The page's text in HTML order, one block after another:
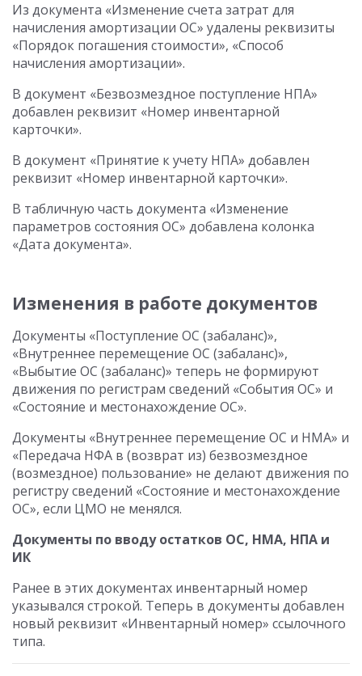
Из документа «Изменение счета затрат для
начисления амортизации ОС» удалены реквизиты
«Порядок погашения стоимости», «Способ
начисления амортизации».
В документ «Безвозмездное поступление НПА»
добавлен реквизит «Номер инвентарной
карточки».
В документ «Принятие к учету НПА» добавлен
реквизит «Номер инвентарной карточки».
В табличную часть документа «Изменение
параметров состояния ОС» добавлена колонка
«Дата документа».
Изменения в работе документов
Документы «Поступление ОС (забаланс)»,
«Внутреннее перемещение ОС (забаланс)»,
«Выбытие ОС (забаланс)» теперь не формируют
движения по регистрам сведений «События ОС» и
«Состояние и местонахождение ОС».
Документы «Внутреннее перемещение ОС и НМА» и
«Передача НФА в (возврат из) безвозмездное
(возмездное) пользование» не делают движения по
регистру сведений «Состояние и местонахождение
ОС», если ЦМО не менялся.
Документы по вводу остатков ОС, НМА, НПА и
ИК
Ранее в этих документах инвентарный номер
указывался строкой. Теперь в документы добавлен
новый реквизит «Инвентарный номер» ссылочного
типа.